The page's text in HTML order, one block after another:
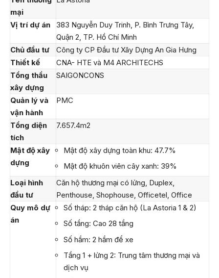
mại
Vị trí dự án
383 Nguyễn Duy Trinh, P. Bình Trưng Tây,
Quận 2, TP. Hồ Chí Minh
Chủ đầu tư
Công ty CP Đầu tư Xây Dựng An Gia Hưng
Thiết kế
CNA- HTE và M4 ARCHITECHS
Tổng thầu
xây dựng
SAIGONCONS
Quản lý và
vận hành
PMC
Tổng diện
tích
7.657.4m2
Mật độ xây
dựng
Mật độ xây dựng toàn khu: 47.7%
Mật độ khuôn viên cây xanh: 39%
Loại hình
đầu tư
Căn hộ thương mại có lửng, Duplex,
Penthouse, Shophouse, Officetel, Office
Quy mô dự
án
Số tháp: 2 tháp căn hộ (La Astoria 1 & 2)
Số tầng: Cao 28 tầng
Số hầm: 2 hầm để xe
Tầng 1 + lửng 2: Trung tâm thương mại và
dịch vụ